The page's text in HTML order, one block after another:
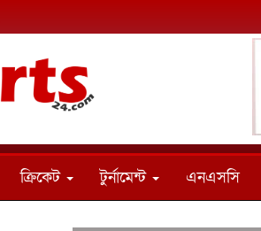
ক্রিকেট টুর্নামেন্ট এনএসসি